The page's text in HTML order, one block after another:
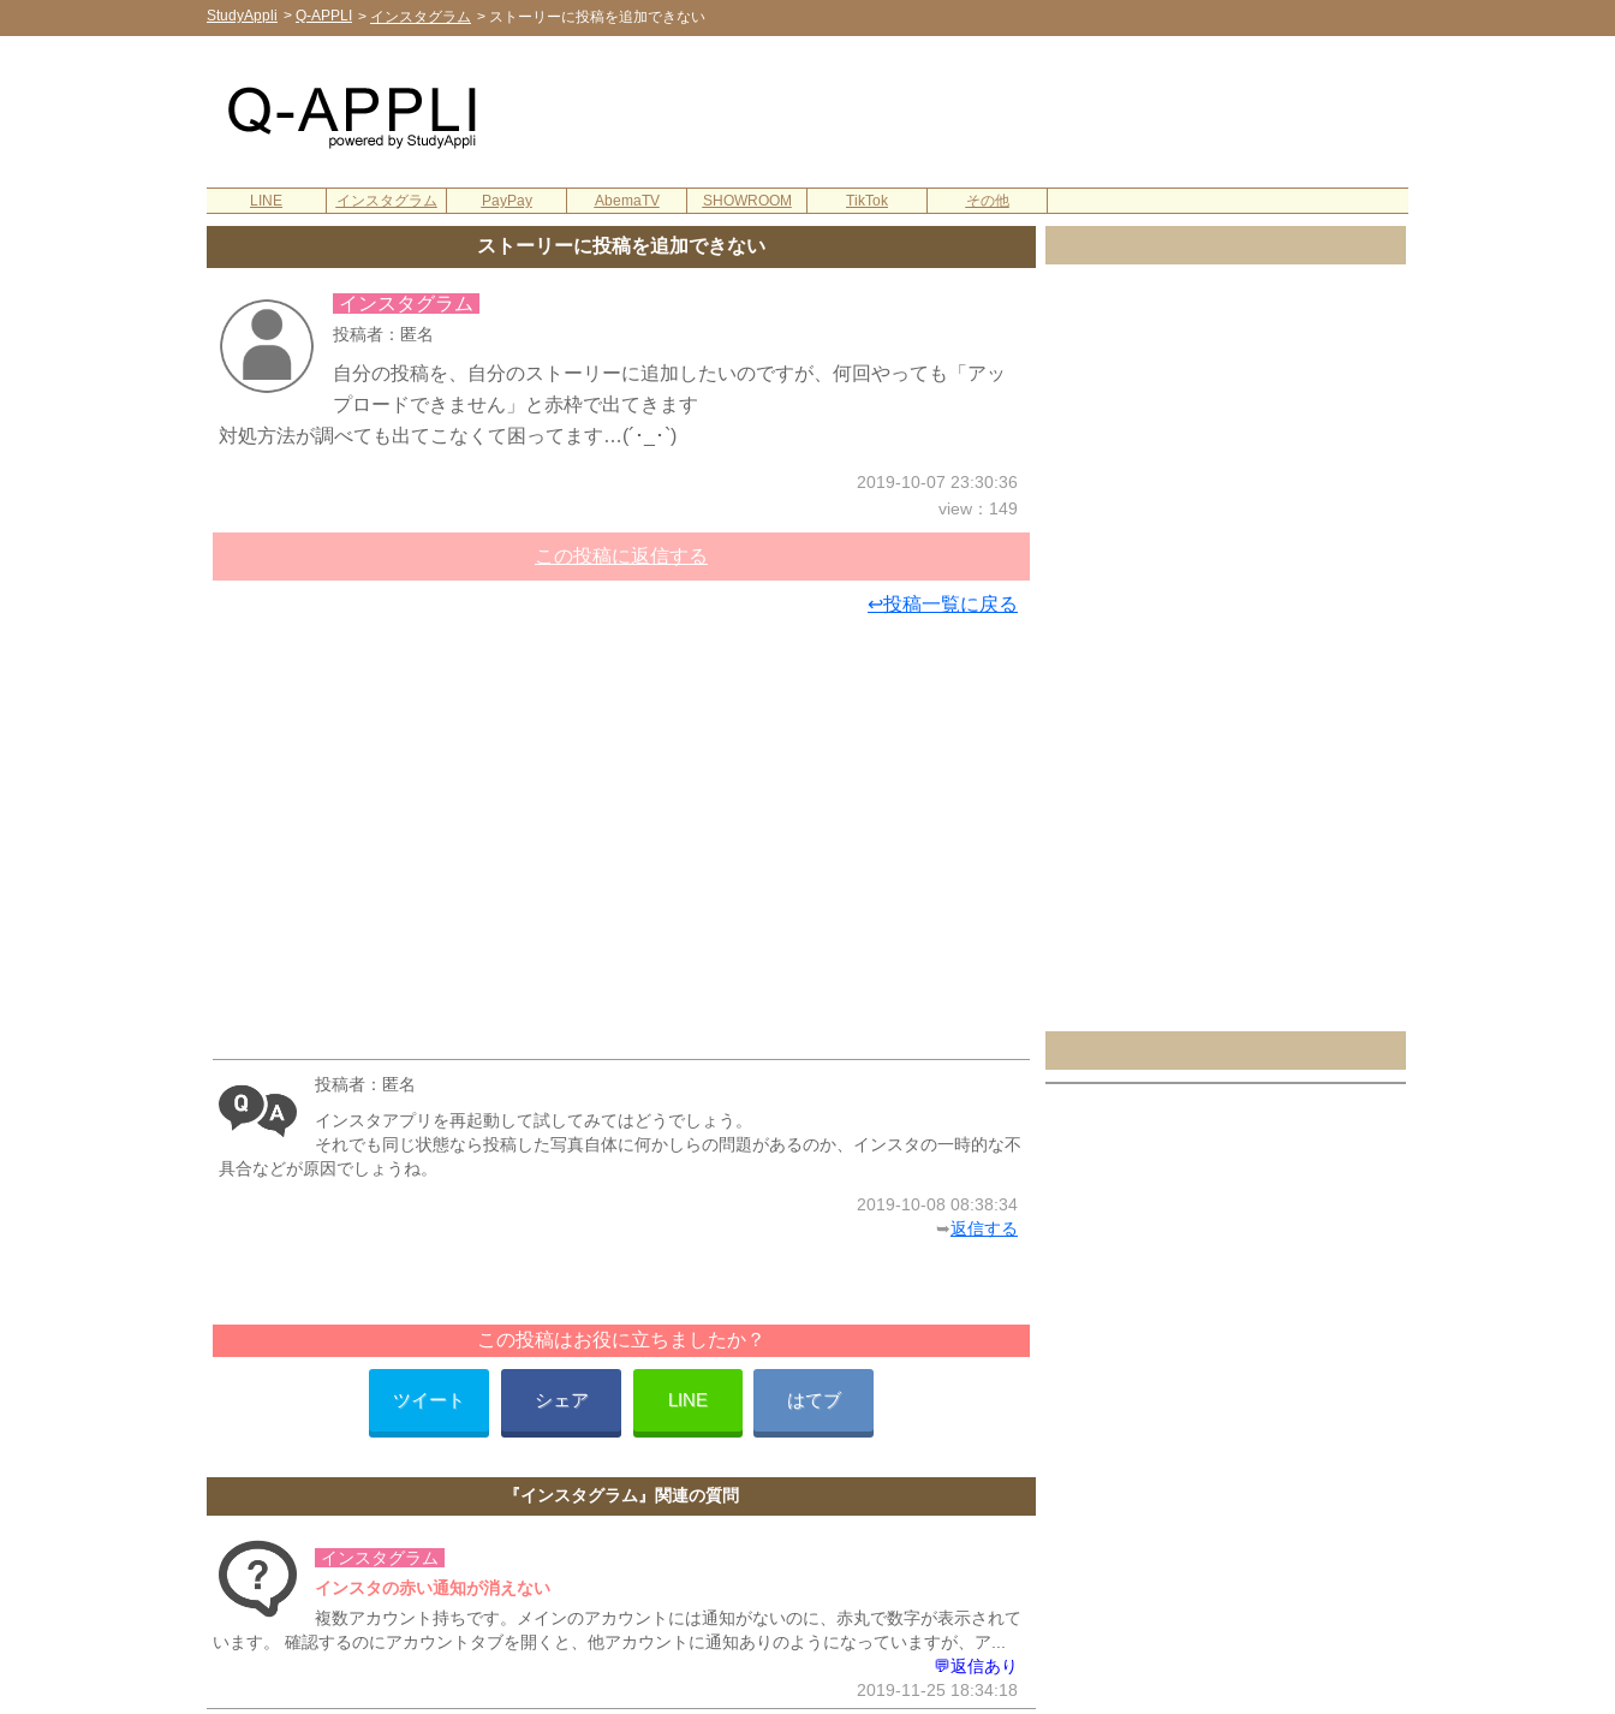
StudyAppli > Q-APPLI > インスタグラム > ストーリーに投稿を追加できない
LINE インスタグラム PayPay AbemaTV SHOWROOM TikTok その他
ストーリーに投稿を追加できない
インスタグラム
投稿者：匿名
自分の投稿を、自分のストーリーに追加したいのですが、何回やっても「アッ
プロードできません」と赤枠で出てきます
対処方法が調べても出てこなくて困ってます…(´･_･`)
2019-10-07 23:30:36
view：149
この投稿に返信する
↩投稿一覧に戻る
投稿者：匿名
インスタアプリを再起動して試してみてはどうでしょう。
それでも同じ状態なら投稿した写真自体に何かしらの問題があるのか、インスタの一時的な不
具合などが原因でしょうね。
2019-10-08 08:38:34
➥返信する
この投稿はお役に立ちましたか？
ツイート シェア LINE はてブ
『インスタグラム』関連の質問
インスタグラム
インスタの赤い通知が消えない
複数アカウント持ちです。メインのアカウントには通知がないのに、赤丸で数字が表示されて
います。 確認するのにアカウントタブを開くと、他アカウントに通知ありのようになっていますが、ア...
💬返信あり
2019-11-25 18:34:18